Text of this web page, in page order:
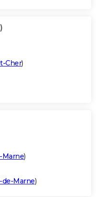
Cher)
Marne)
de-Marne)